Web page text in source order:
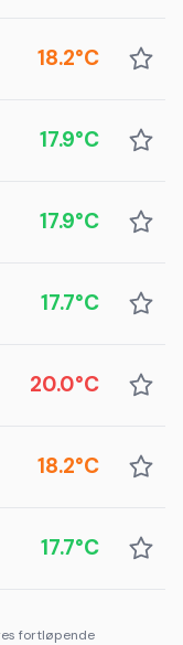
18.2°C
17.9°C
17.9°C
17.7°C
20.0°C
18.2°C
17.7°C
fortløpende